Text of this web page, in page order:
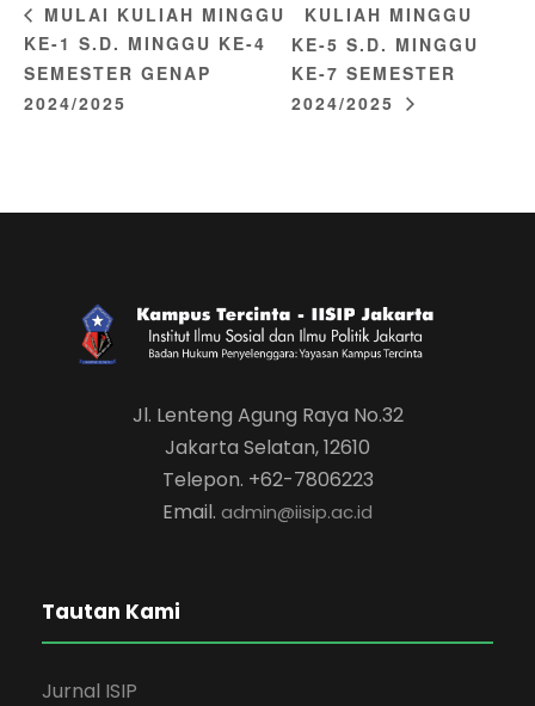
MULAI KULIAH MINGGU
KE-1 S.D. MINGGU KE-4
SEMESTER GENAP
2024/2025
KULIAH MINGGU
KE-5 S.D. MINGGU
KE-7 SEMESTER
2024/2025
Jl. Lenteng Agung Raya No.32
Jakarta Selatan, 12610
Telepon. +62-7806223
Email. admin@iisip.ac.id
Tautan Kami
Jurnal ISIP